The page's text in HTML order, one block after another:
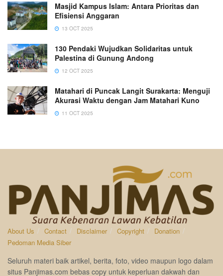
Masjid Kampus Islam: Antara Prioritas dan
Efisiensi Anggaran
13 OCT 2025
130 Pendaki Wujudkan Solidaritas untuk
Palestina di Gunung Andong
12 OCT 2025
Matahari di Puncak Langit Surakarta: Menguji
Akurasi Waktu dengan Jam Matahari Kuno
11 OCT 2025
About Us Contact Disclaimer Copyright
Donation
Pedoman Media Siber
Seluruh materi baik artikel, berita, foto, video maupun logo dalam
situs Panjimas.com bebas copy untuk keperluan dakwah dan